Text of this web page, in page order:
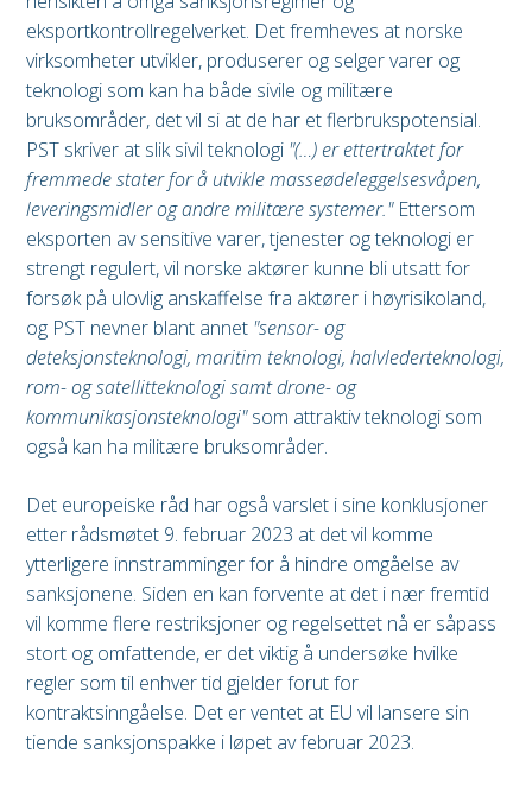
eksportkontrollregelverket. Det fremheves at norske
virksomheter utvikler, produserer og selger varer og
teknologi som kan ha både sivile og militære
bruksområder, det vil si at de har et flerbrukspotensial.
PST skriver at slik sivil teknologi "(…) er ettertraktet for
fremmede stater for å utvikle masseødeleggelsesvåpen,
leveringsmidler og andre militære systemer." Ettersom
eksporten av sensitive varer, tjenester og teknologi er
strengt regulert, vil norske aktører kunne bli utsatt for
forsøk på ulovlig anskaffelse fra aktører i høyrisikoland,
og PST nevner blant annet "sensor- og
deteksjonsteknologi, maritim teknologi, halvlederteknologi,
rom- og satellitteknologi samt drone- og
kommunikasjonsteknologi"som attraktiv teknologi som
også kan ha militære bruksområder.
Det europeiske råd har også varslet i sine konklusjoner
etter rådsmøtet 9. februar 2023 at det vil komme
ytterligere innstramminger for å hindre omgåelse av
sanksjonene. Siden en kan forvente at det i nær fremtid
vil komme flere restriksjoner og regelsettet nå er såpass
stort og omfattende, er det viktig å undersøke hvilke
regler som til enhver tid gjelder forut for
kontraktsinngåelse. Det er ventet at EU vil lansere sin
tiende sanksjonspakke i løpet av februar 2023.